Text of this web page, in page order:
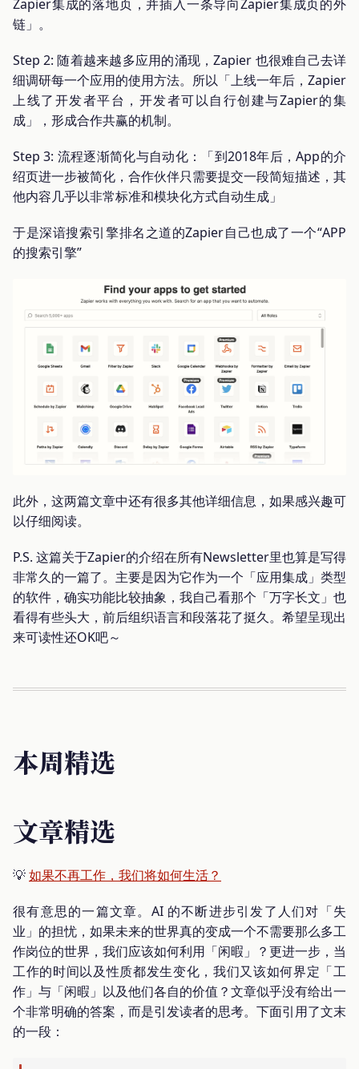
Zapier集成的落地页，并插入一条导向Zapier集成页的外
链」。
Step 2: 随着越来越多应用的涌现，Zapier 也很难自己去详
细调研每一个应用的使用方法。所以「上线一年后，Zapier
上线了开发者平台，开发者可以自行创建与Zapier的集
成」，形成合作共赢的机制。
Step 3: 流程逐渐简化与自动化：「到2018年后，App的介
绍页进一步被简化，合作伙伴只需要提交一段简短描述，其
他内容几乎以非常标准和模块化方式自动生成」
于是深谙搜索引擎排名之道的Zapier自己也成了一个“APP
的搜索引擎”
此外，这两篇文章中还有很多其他详细信息，如果感兴趣可
以仔细阅读。
P.S. 这篇关于Zapier的介绍在所有Newsletter里也算是写得
非常久的一篇了。主要是因为它作为一个「应用集成」类型
的软件，确实功能比较抽象，我自己看那个「万字长文」也
看得有些头大，前后组织语言和段落花了挺久。希望呈现出
来可读性还OK吧～
本周精选
文章精选
💡如果不再工作，我们将如何生活？
很有意思的一篇文章。AI 的不断进步引发了人们对「失
业」的担忧，如果未来的世界真的变成一个不需要那么多工
作岗位的世界，我们应该如何利用「闲暇」？更进一步，当
工作的时间以及性质都发生变化，我们又该如何界定「工
作」与「闲暇」以及他们各自的价值？文章似乎没有给出一
个非常明确的答案，而是引发读者的思考。下面引用了文末
的一段：